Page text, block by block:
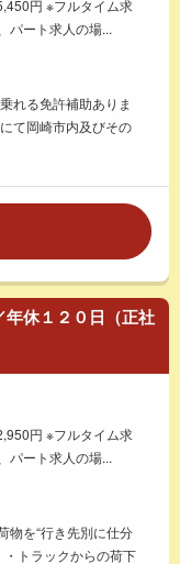
円 ※フルタイム求
パート求人の場...
れる免許補助ありま
て岡崎市内及びその
休１２０日（正社
円 ※フルタイム求
パート求人の場...
を“行き先別に仕分
・トラックからの荷下